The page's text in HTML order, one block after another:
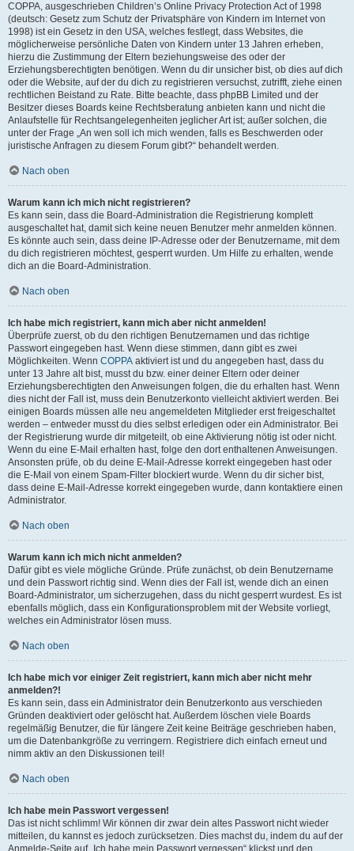
COPPA, ausgeschrieben Children’s Online Privacy Protection Act of 1998
(deutsch: Gesetz zum Schutz der Privatsphäre von Kindern im Internet von
1998) ist ein Gesetz in den USA, welches festlegt, dass Websites, die
möglicherweise persönliche Daten von Kindern unter 13 Jahren erheben,
hierzu die Zustimmung der Eltern beziehungsweise des oder der
Erziehungsberechtigten benötigen. Wenn du dir unsicher bist, ob dies auf dich
oder die Website, auf der du dich zu registrieren versuchst, zutrifft, ziehe einen
rechtlichen Beistand zu Rate. Bitte beachte, dass phpBB Limited und der
Besitzer dieses Boards keine Rechtsberatung anbieten kann und nicht die
Anlaufstelle für Rechtsangelegenheiten jeglicher Art ist; außer solchen, die
unter der Frage „An wen soll ich mich wenden, falls es Beschwerden oder
juristische Anfragen zu diesem Forum gibt?“ behandelt werden.
Nach oben
Warum kann ich mich nicht registrieren?
Es kann sein, dass die Board-Administration die Registrierung komplett
ausgeschaltet hat, damit sich keine neuen Benutzer mehr anmelden können.
Es könnte auch sein, dass deine IP-Adresse oder der Benutzername, mit dem
du dich registrieren möchtest, gesperrt wurden. Um Hilfe zu erhalten, wende
dich an die Board-Administration.
Nach oben
Ich habe mich registriert, kann mich aber nicht anmelden!
Überprüfe zuerst, ob du den richtigen Benutzernamen und das richtige
Passwort eingegeben hast. Wenn diese stimmen, dann gibt es zwei
Möglichkeiten. Wenn COPPA aktiviert ist und du angegeben hast, dass du
unter 13 Jahre alt bist, musst du bzw. einer deiner Eltern oder deiner
Erziehungsberechtigten den Anweisungen folgen, die du erhalten hast. Wenn
dies nicht der Fall ist, muss dein Benutzerkonto vielleicht aktiviert werden. Bei
einigen Boards müssen alle neu angemeldeten Mitglieder erst freigeschaltet
werden – entweder musst du dies selbst erledigen oder ein Administrator. Bei
der Registrierung wurde dir mitgeteilt, ob eine Aktivierung nötig ist oder nicht.
Wenn du eine E-Mail erhalten hast, folge den dort enthaltenen Anweisungen.
Ansonsten prüfe, ob du deine E-Mail-Adresse korrekt eingegeben hast oder
die E-Mail von einem Spam-Filter blockiert wurde. Wenn du dir sicher bist,
dass deine E-Mail-Adresse korrekt eingegeben wurde, dann kontaktiere einen
Administrator.
Nach oben
Warum kann ich mich nicht anmelden?
Dafür gibt es viele mögliche Gründe. Prüfe zunächst, ob dein Benutzername
und dein Passwort richtig sind. Wenn dies der Fall ist, wende dich an einen
Board-Administrator, um sicherzugehen, dass du nicht gesperrt wurdest. Es ist
ebenfalls möglich, dass ein Konfigurationsproblem mit der Website vorliegt,
welches ein Administrator lösen muss.
Nach oben
Ich habe mich vor einiger Zeit registriert, kann mich aber nicht mehr
anmelden?!
Es kann sein, dass ein Administrator dein Benutzerkonto aus verschieden
Gründen deaktiviert oder gelöscht hat. Außerdem löschen viele Boards
regelmäßig Benutzer, die für längere Zeit keine Beiträge geschrieben haben,
um die Datenbankgröße zu verringern. Registriere dich einfach erneut und
nimm aktiv an den Diskussionen teil!
Nach oben
Ich habe mein Passwort vergessen!
Das ist nicht schlimm! Wir können dir zwar dein altes Passwort nicht wieder
mitteilen, du kannst es jedoch zurücksetzen. Dies machst du, indem du auf der
Anmelde-Seite auf „Ich habe mein Passwort vergessen“ klickst und den